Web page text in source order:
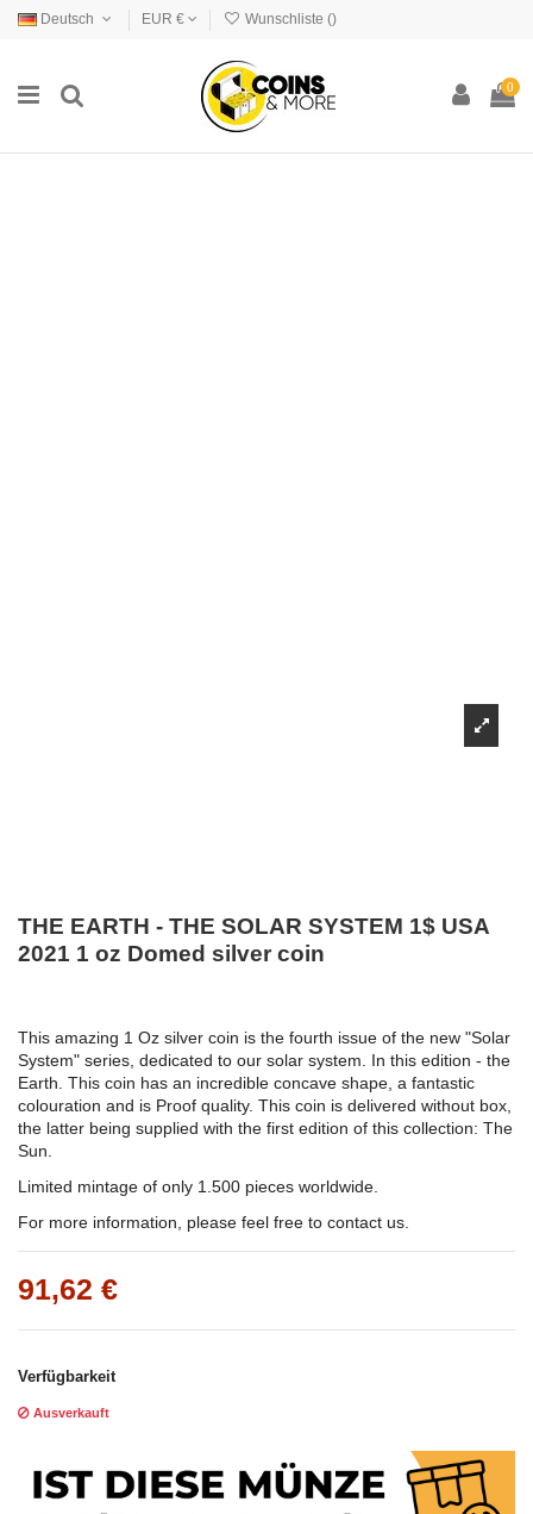
Deutsch EUR € Wunschliste ()
0
THE EARTH - THE SOLAR SYSTEM 1$ USA
2021 1 oz Domed silver coin
This amazing 1 Oz silver coin is the fourth issue of the new "Solar
System" series, dedicated to our solar system. In this edition - the
Earth. This coin has an incredible concave shape, a fantastic
colouration and is Proof quality. This coin is delivered without box,
the latter being supplied with the first edition of this collection: The
Sun.
Limited mintage of only 1.500 pieces worldwide.
For more information, please feel free to contact us.
91,62 €
Verfügbarkeit
Ausverkauft